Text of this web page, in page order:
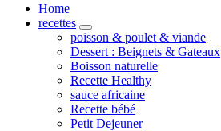
Home
recettes
expand
child
menu
poisson & poulet & viande
Dessert : Beignets & Gateaux
Boisson naturelle
Recette Healthy
sauce africaine
Recette bébé
Petit Dejeuner